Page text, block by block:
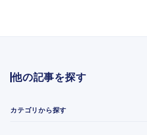
e
e
に
て
他の記事を探す
カテゴリから探す